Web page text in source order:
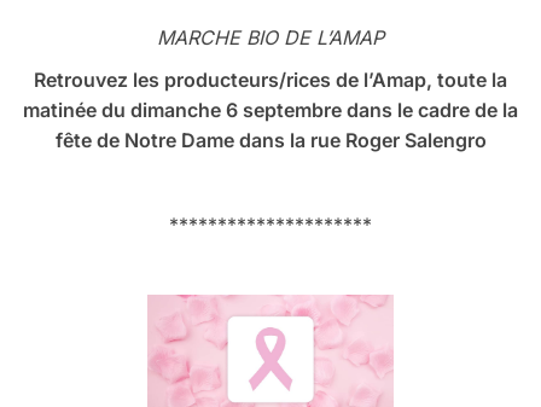
MARCHE BIO DE L’AMAP
Retrouvez les producteurs/rices de l’Amap, toute la
matinée du dimanche 6 septembre dans le cadre de la
fête de Notre Dame dans la rue Roger Salengro
*********************